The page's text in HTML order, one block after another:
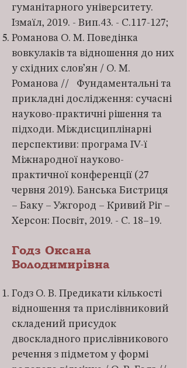
гуманітарного університету.
Ізмаїл, 2019. - Вип.43. - С.117-127;
Романова О. М. Поведінка
вовкулаків та відношення до них
у східних слов’ян / О. М.
Романова // Фундаментальні та
прикладні дослідження: сучасні
науково-практичні рішення та
підходи. Міждисциплінарні
перспективи: програма ІV-ї
Міжнародної науково-
практичної конференції (27
червня 2019). Банська Бистриця
– Баку – Ужгород – Кривий Ріг –
Херсон: Посвіт, 2019. - С. 18–19.
Годз Оксана
Володимирівна
Годз О. В. Предикати кількості
відношення та прислівниковий
складений присудок
двоскладного прислівникового
речення з підметом у формі